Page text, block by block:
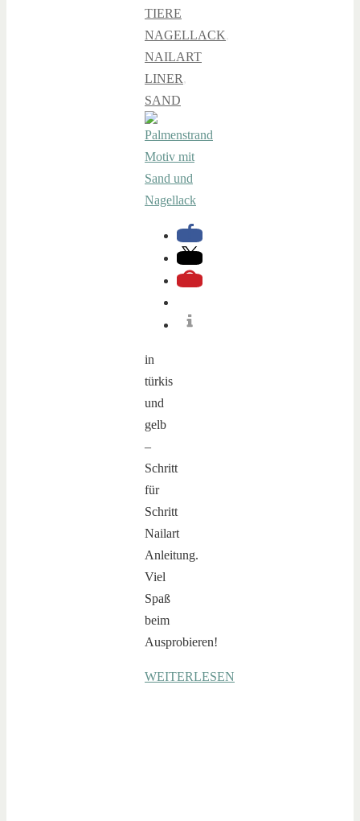
TIERE
NAGELLACK,
NAILART
LINER,
SAND
in
türkis
und
gelb
–
Schritt
für
Schritt
Nailart
Anleitung.
Viel
Spaß
beim
Ausprobieren!
WEITERLESEN